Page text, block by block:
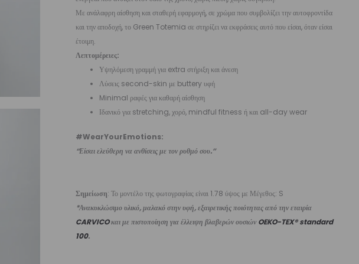
Με ανάλαφρη αίσθηση και σταθερή εφαρμογή, σε χρώμα που συμβολίζει την αυτοφροντίδα
και την αποδοχή, το Green Totemia σε στηρίζει να εκφράσεις αυτό που είσαι, όταν είσαι
έτοιμη.
Λεπτομέρειες:
Υψηλόμεση γραμμή για extra στήριξη και άνεση
Λύσεις second-skin με buttery υφή
Minimal ραφές για καθαρή αίσθηση
Ιδανικό για stretching, χορό, mindful fitness ή και all-day wear
#WearYourEmotions:
“Είσαι ελεύθερη να ανθίσεις με τον ρυθμό σου.”
Σημείωση: Το μοντέλο της φωτογραφίας είναι 1.78 ύψος με Μέγεθος: S
*Ανακυκλώσιμο υλικό, μαλακό στην υφή, εξαιρετικής ποιότητας από την εταιρία
CARVICOκαι με πιστοποίηση για έλλειψη βλαβερών ουσιών OEKO-TEX® standard
100.